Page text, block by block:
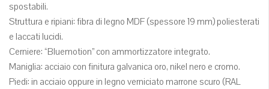
spostabili.
Struttura e ripiani: fibra di legno MDF (spessore 19 mm) poliesterati
e laccati lucidi.
Cerniere: “Bluemotion” con ammortizzatore integrato.
Maniglia: acciaio con finitura galvanica oro, nikel nero e cromo.
Piedi: in acciaio oppure in legno verniciato marrone scuro (RAL